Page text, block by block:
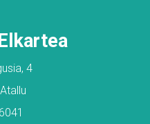
4